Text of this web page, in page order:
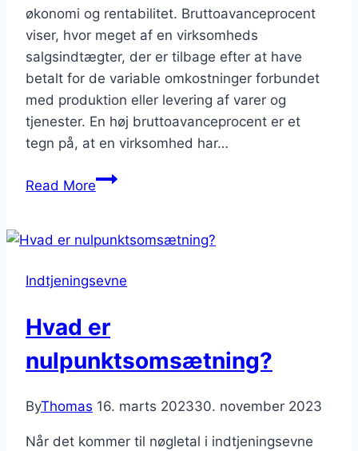
økonomi og rentabilitet. Bruttoavanceprocent
viser, hvor meget af en virksomheds
salgsindtægter, der er tilbage efter at have
betalt for de variable omkostninger forbundet
med produktion eller levering af varer og
tjenester. En høj bruttoavanceprocent er et
tegn på, at en virksomhed har…
Read MoreHvad
Indtjeningsevne
Hvad er
nulpunktsomsætning?
ByThomas 16. marts 202330. november 2023
Når det kommer til nøgletal i indtjeningsevne